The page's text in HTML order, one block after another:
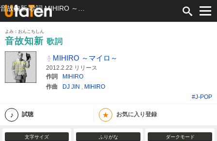
よみ：おんこちしん
音故知新 歌詞
MIHIRO ～マイロ～
2012.2.22 リリース
作詞
MIHIRO
作曲
DJ JIN , MIHIRO
#J-POP
試聴 ★ お気に入り登録
文字サイズ ふりがな ダークモード